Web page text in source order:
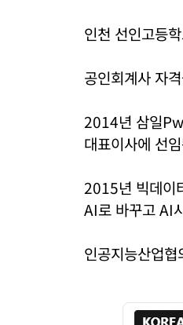
인천 선인고등
공인회계사 자
2014년 삼일
대표이사에 선
2015년 빅데이
AI로 바꾸고 AI
인공지능산업